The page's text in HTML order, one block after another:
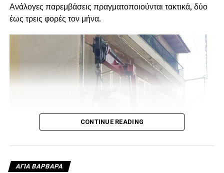
Ανάλογες παρεμβάσεις πραγματοποιούνται τακτικά, δύο
έως τρεις φορές τον μήνα.
CONTINUE READING
ΑΓΙΑ ΒΑΡΒΑΡΑ